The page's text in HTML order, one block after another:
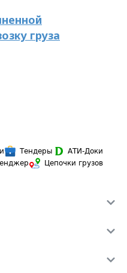
груза
Тендеры
АТИ-Доки
Цепочки грузов